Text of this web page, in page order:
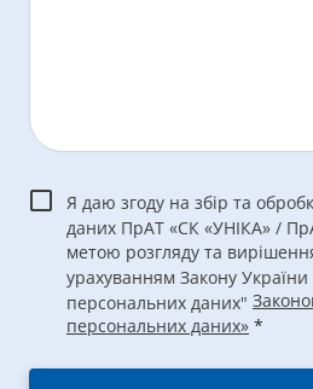
Я даю згоду на збір та
даних ПрАТ «СК «УНІКА» /
метою розгляду та
урахуванням Закону
персональних даних"
персональних даних» *